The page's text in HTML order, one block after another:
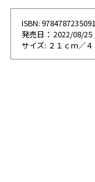
ISBN: 9784787235091
発売⽇： 2022/08/25
サイズ: ２１ｃｍ／４